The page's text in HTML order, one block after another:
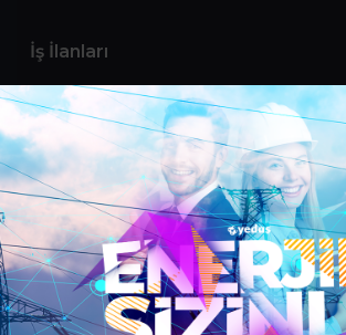
İş İlanları
Sertifika Programları
Yetenek Testleri
İşveren